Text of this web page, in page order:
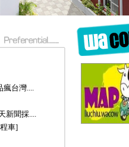
台灣....
新聞採....
車]